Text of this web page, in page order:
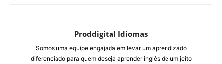
Proddigital Idiomas
Somos uma equipe engajada em levar um aprendizado
diferenciado para quem deseja aprender inglês de um jeito